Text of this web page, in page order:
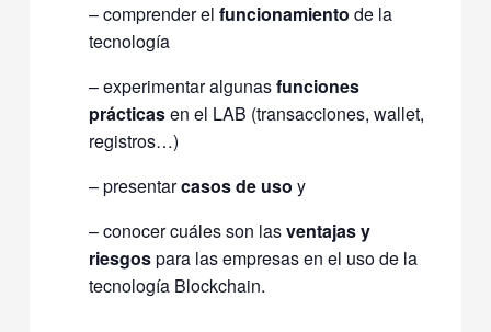
– comprender elfuncionamiento de la
tecnología
– experimentar algunasfunciones
prácticasen el LAB (transacciones, wallet,
registros…)
– presentarcasos de uso y
– conocer cuáles son lasventajas y
riesgospara las empresas en el uso de la
tecnología Blockchain.